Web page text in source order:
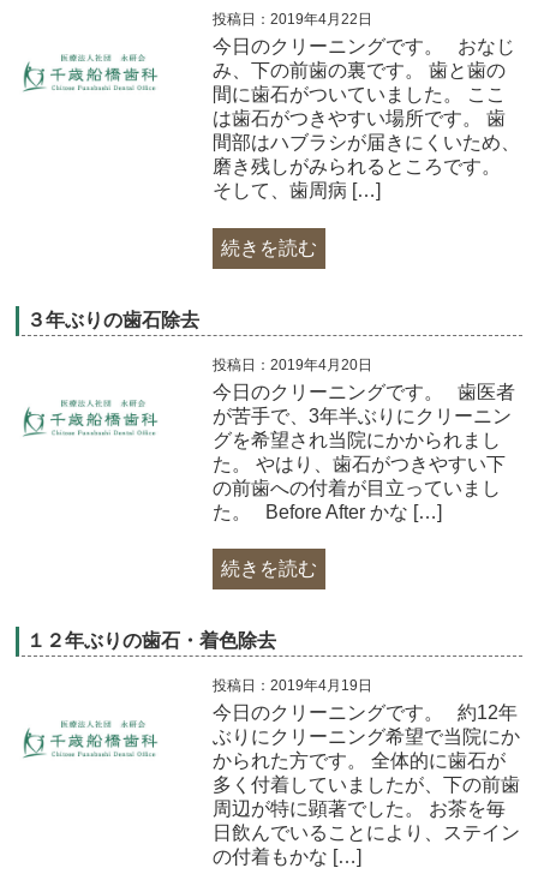
投稿日：2019年4月22日
今日のクリーニングです。 おなじ
み、下の前歯の裏です。 歯と歯の
間に歯石がついていました。 ここ
は歯石がつきやすい場所です。 歯
間部はハブラシが届きにくいため、
磨き残しがみられるところです。
そして、歯周病 […]
続きを読む
３年ぶりの歯石除去
投稿日：2019年4月20日
今日のクリーニングです。 歯医者
が苦手で、3年半ぶりにクリーニン
グを希望され当院にかかられまし
た。 やはり、歯石がつきやすい下
の前歯への付着が目立っていまし
た。 Before After かな […]
続きを読む
１２年ぶりの歯石・着色除去
投稿日：2019年4月19日
今日のクリーニングです。 約12年
ぶりにクリーニング希望で当院にか
かられた方です。 全体的に歯石が
多く付着していましたが、下の前歯
周辺が特に顕著でした。 お茶を毎
日飲んでいることにより、ステイン
の付着もかな […]